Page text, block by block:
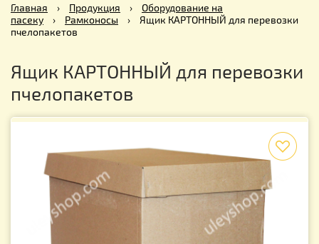
Главная › Продукция ›
Оборудование на
пасеку
› Рамконосы ›
Ящик КАРТОННЫЙ для перевозки
пчелопакетов
Ящик КАРТОННЫЙ для перевозки
пчелопакетов